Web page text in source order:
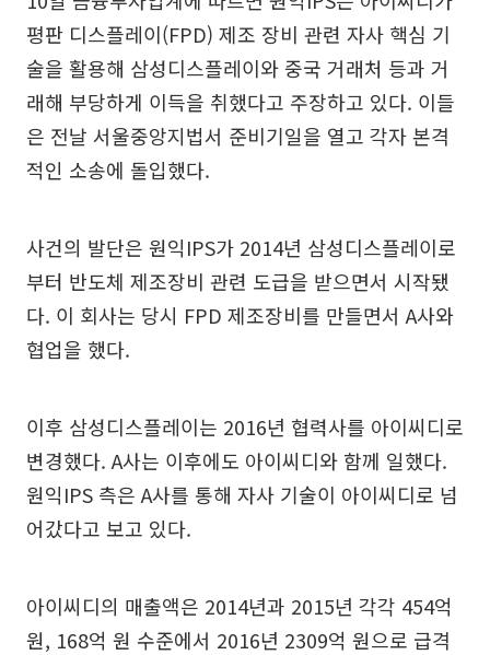
평판 디스플레이(FPD) 제조 장비 관련 자사 핵심 기
술을 활용해 삼성디스플레이와 중국 거래처 등과 거
래해 부당하게 이득을 취했다고 주장하고 있다. 이들
은 전날 서울중앙지법서 준비기일을 열고 각자 본격
적인 소송에 돌입했다.
사건의 발단은 원익IPS가 2014년 삼성디스플레이로
부터 반도체 제조장비 관련 도급을 받으면서 시작됐
다. 이 회사는 당시 FPD 제조장비를 만들면서 A사와
협업을 했다.
이후 삼성디스플레이는 2016년 협력사를 아이씨디로
변경했다. A사는 이후에도 아이씨디와 함께 일했다.
원익IPS 측은 A사를 통해 자사 기술이 아이씨디로 넘
어갔다고 보고 있다.
아이씨디의 매출액은 2014년과 2015년 각각 454억
원, 168억 원 수준에서 2016년 2309억 원으로 급격